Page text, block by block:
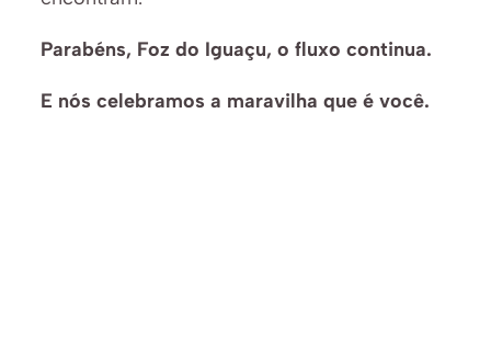
Parabéns, Foz do Iguaçu, o fluxo continua.
E nós celebramos a maravilha que é você.